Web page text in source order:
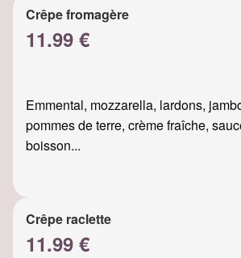
Crêpe fromagère
11.99 €
Emmental, mozzarella, lardons,
pommes de terre, crème fraîche,
boisson...
Crêpe raclette
11.99 €